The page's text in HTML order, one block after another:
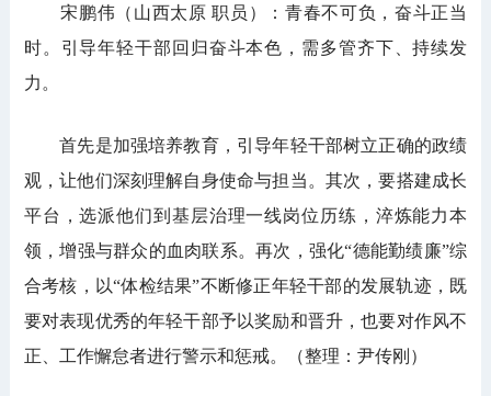
宋鹏伟（山西太原 职员）：青春不可负，奋斗正当
时。引导年轻干部回归奋斗本色，需多管齐下、持续发
力。
首先是加强培养教育，引导年轻干部树立正确的政绩
观，让他们深刻理解自身使命与担当。其次，要搭建成长
平台，选派他们到基层治理一线岗位历练，淬炼能力本
领，增强与群众的血肉联系。再次，强化“德能勤绩廉”综
合考核，以“体检结果”不断修正年轻干部的发展轨迹，既
要对表现优秀的年轻干部予以奖励和晋升，也要对作风不
正、工作懈怠者进行警示和惩戒。（整理：尹传刚）